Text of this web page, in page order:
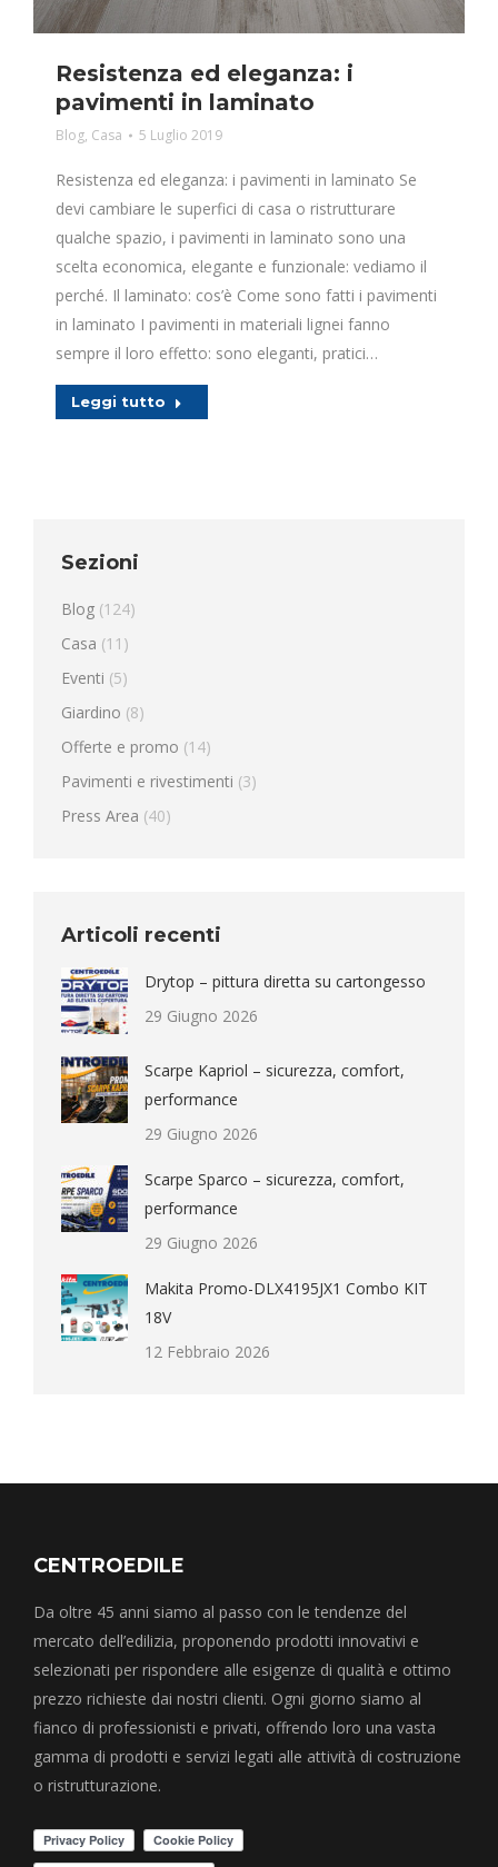
Resistenza ed eleganza: i
pavimenti in laminato
Blog, Casa 5 Luglio 2019
Resistenza ed eleganza: i pavimenti in laminato Se
devi cambiare le superfici di casa o ristrutturare
qualche spazio, i pavimenti in laminato sono una
scelta economica, elegante e funzionale: vediamo il
perché. Il laminato: cos’è Come sono fatti i pavimenti
in laminato I pavimenti in materiali lignei fanno
sempre il loro effetto: sono eleganti, pratici…
Leggi tutto
Sezioni
Blog (124)
Casa (11)
Eventi (5)
Giardino (8)
Offerte e promo (14)
Pavimenti e rivestimenti (3)
Press Area (40)
Articoli recenti
Drytop – pittura diretta su cartongesso
29 Giugno 2026
Scarpe Kapriol – sicurezza, comfort,
performance
29 Giugno 2026
Scarpe Sparco – sicurezza, comfort,
performance
29 Giugno 2026
Makita Promo-DLX4195JX1 Combo KIT
18V
12 Febbraio 2026
CENTROEDILE
Da oltre 45 anni siamo al passo con le tendenze del
mercato dell’edilizia, proponendo prodotti innovativi e
selezionati per rispondere alle esigenze di qualità e ottimo
prezzo richieste dai nostri clienti. Ogni giorno siamo al
fianco di professionisti e privati, offrendo loro una vasta
gamma di prodotti e servizi legati alle attività di costruzione
o ristrutturazione.